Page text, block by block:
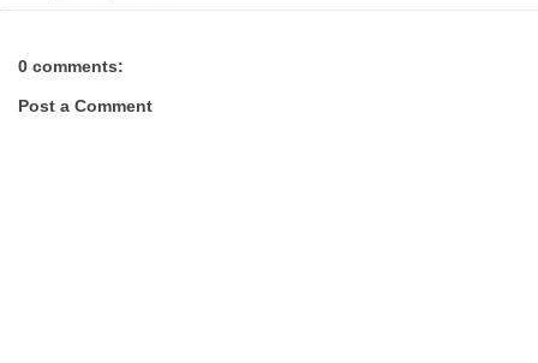
0 comments:
Post a Comment